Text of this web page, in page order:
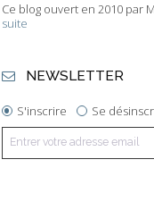
Ce blog ouvert en 2010 par
suite
NEWSLETTER
S'inscrire Se